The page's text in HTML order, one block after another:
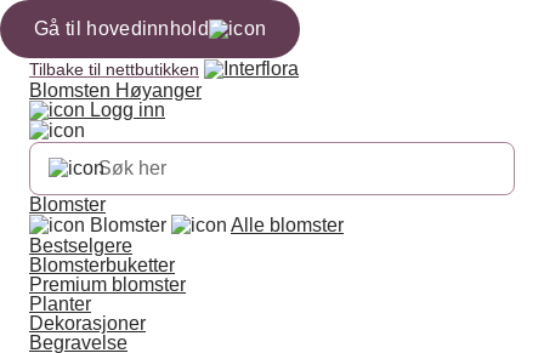
Gå til hovedinnhold
Tilbake til nettbutikken
Blomsten Høyanger
Logg inn
Blomster
Blomster
Alle blomster
Bestselgere
Blomsterbuketter
Premium blomster
Planter
Dekorasjoner
Begravelse